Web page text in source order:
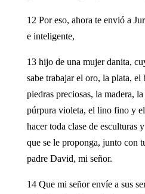
12 Por eso, ahora te envió a
e inteligente,
13 hijo de una mujer danita,
sabe trabajar el oro, la plata, el
piedras preciosas, la madera,
púrpura violeta, el lino fino y
hacer toda clase de esculturas
que se le proponga, junto con
padre David, mi señor.
14 Que mi señor envíe a sus